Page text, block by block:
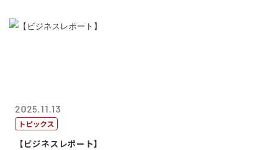
2025.11.13
トピックス
【ビジネスレポート】